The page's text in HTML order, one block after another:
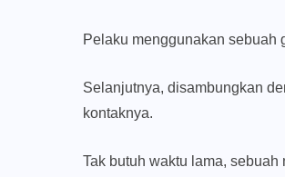
Pelaku menggunakan sebuah
Selanjutnya, disambungkan
kontaknya.
Tak butuh waktu lama,